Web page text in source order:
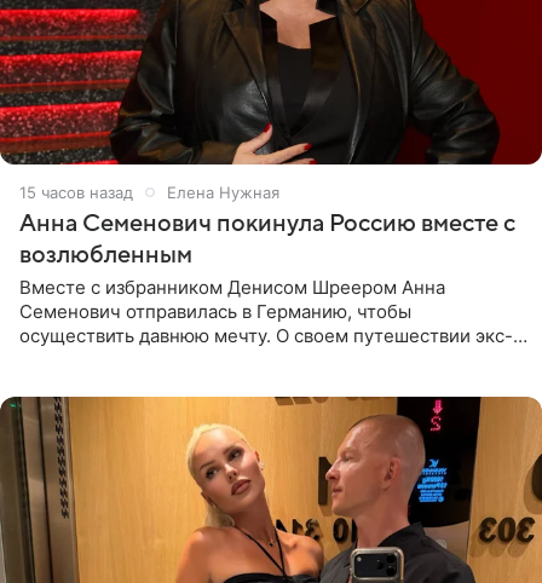
15 часов назад Елена Нужная
Анна Семенович покинула Россию вместе с
возлюбленным
Вместе с избранником Денисом Шреером Анна
Семенович отправилась в Германию, чтобы
осуществить давнюю мечту. О своем путешествии экс-